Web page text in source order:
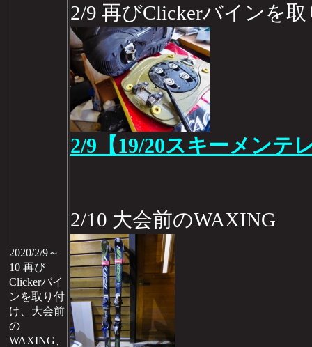
2020/2/9～
10 再び
Clickerバイ
ンを取り付
け、大会前
の
WAXING、
2/9 再びClickerバインを
2/9【19/20スキーメンテ
2/10 大会前のWAXING